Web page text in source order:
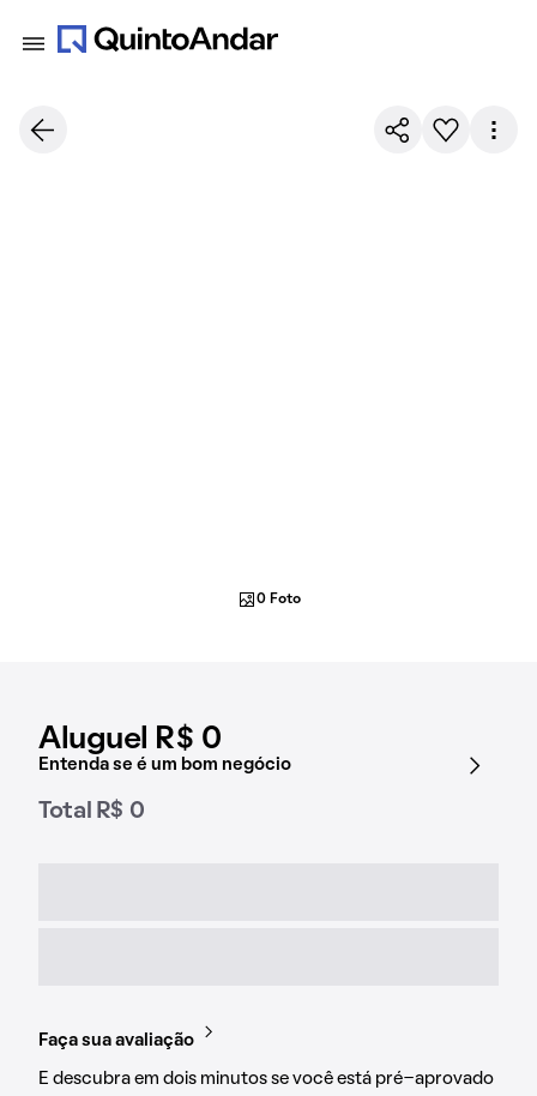
Aluguel R$ 0
Entenda se é um bom negócio
Total R$ 0
Faça sua avaliação
E descubra em dois minutos se você está pré-aprovado
0 Foto